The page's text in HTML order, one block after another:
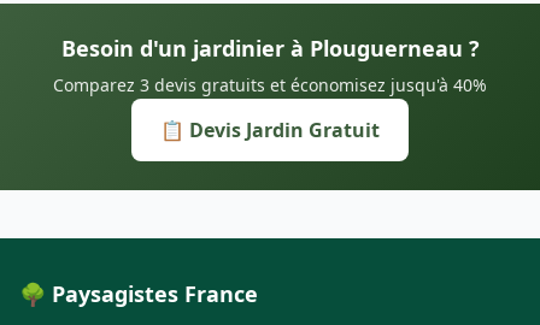
Besoin d'un jardinier à Plouguerneau ?
Comparez 3 devis gratuits et économisez jusqu'à 40%
📋 Devis Jardin Gratuit
🌳 Paysagistes France